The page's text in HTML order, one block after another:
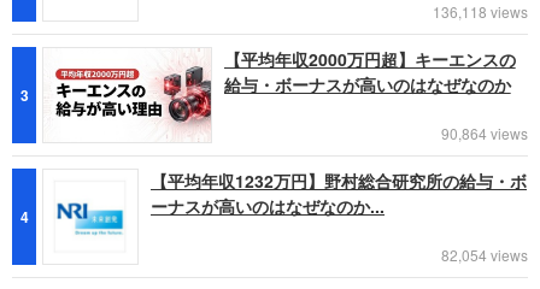
136,118 views
3
【平均年収2000万円超】キーエンスの
給与・ボーナスが高いのはなぜなのか
90,864 views
4
【平均年収1232万円】野村総合研究所の給与・ボ
ーナスが高いのはなぜなのか...
82,054 views